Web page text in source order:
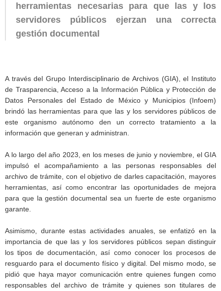
herramientas necesarias para que las y los
servidores públicos ejerzan una correcta
gestión documental
A través del Grupo Interdisciplinario de Archivos (GIA), el Instituto
de Trasparencia, Acceso a la Información Pública y Protección de
Datos Personales del Estado de México y Municipios (Infoem)
brindó las herramientas para que las y los servidores públicos de
este organismo autónomo den un correcto tratamiento a la
información que generan y administran.
A lo largo del año 2023, en los meses de junio y noviembre, el GIA
impulsó el acompañamiento a las personas responsables del
archivo de trámite, con el objetivo de darles capacitación, mayores
herramientas, así como encontrar las oportunidades de mejora
para que la gestión documental sea un fuerte de este organismo
garante.
Asimismo, durante estas actividades anuales, se enfatizó en la
importancia de que las y los servidores públicos sepan distinguir
los tipos de documentación, así como conocer los procesos de
resguardo para el documento físico y digital. Del mismo modo, se
pidió que haya mayor comunicación entre quienes fungen como
responsables del archivo de trámite y quienes son titulares de